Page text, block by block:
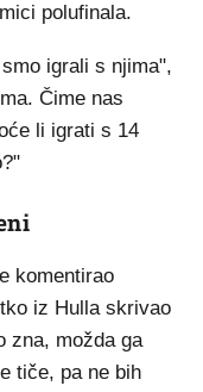
polufinala.
igrali s njima",
Čime nas
li igrati s 14
komentirao
iz Hulla skrivao
zna, možda ga
tiče, pa ne bih